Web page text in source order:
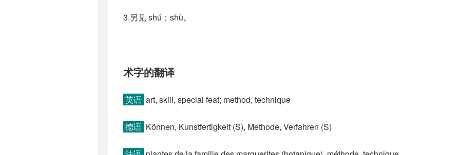
3.另见 shú；shù。
术字的翻译
英语 art, skill, special feat; method, technique
德语 Können, Kunstfertigkeit (S)​, Methode, Verfahren (S)